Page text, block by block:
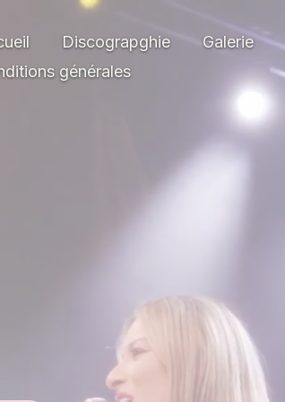
Discograpghie Galerie
générales